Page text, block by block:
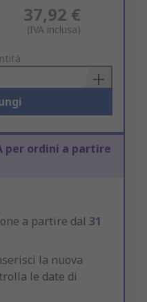
37,92 €
(IVA inclusa)
per ordini a partire
a partire dal 31
la nuova
le date di